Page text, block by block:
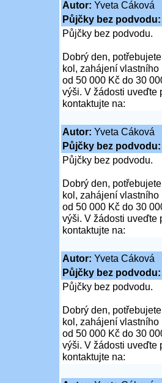
Autor: Yveta Cáková
Půjčky bez podvodu:
Půjčky bez podvodu.
Dobrý den,
kol, zahájení
od 50 000 Kč do 30
výši. V žádosti uveďte
kontaktujte na:
Autor: Yveta Cáková
Půjčky bez podvodu:
Půjčky bez podvodu.
Dobrý den,
kol, zahájení
od 50 000 Kč do 30
výši. V žádosti uveďte
kontaktujte na:
Autor: Yveta Cáková
Půjčky bez podvodu:
Půjčky bez podvodu.
Dobrý den,
kol, zahájení
od 50 000 Kč do 30
výši. V žádosti uveďte
kontaktujte na: